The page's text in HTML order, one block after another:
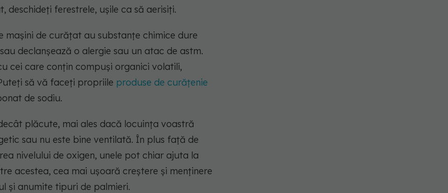
deschideți ferestrele, ușile ca să aerisiți.
mașini de curățat au substanțe chimice dure
declanșează o alergie sau un atac de astm.
cei care conțin compuși organici volatili,
să vă faceți propriile produse de curățenie
de sodiu.
plăcute, mai ales dacă locuința voastră
sau nu este bine ventilată. În plus față de
nivelului de oxigen, unele pot chiar ajuta la
acestea, cea mai ușoară creștere și menținere
și anumite tipuri de palmieri.